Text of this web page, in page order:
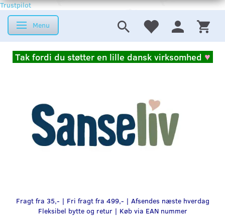
Trustpilot
Skifte navigation
Menu
Tak fordi du støtter en lille dansk virksomhed ♥
Fragt fra 35,- | Fri fragt fra 499,- | Afsendes næste hverdag
Fleksibel bytte og retur | Køb via EAN nummer